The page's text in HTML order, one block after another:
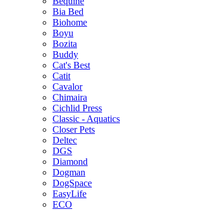
Bia Bed
Biohome
Boyu
Bozita
Buddy
Cat's Best
Catit
Cavalor
Chimaira
Cichlid Press
Classic - Aquatics
Closer Pets
Deltec
DGS
Diamond
Dogman
DogSpace
EasyLife
ECO